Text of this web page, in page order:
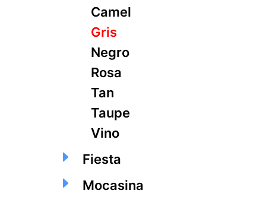
Camel
Gris
Negro
Rosa
Tan
Taupe
Vino
Fiesta
Mocasina